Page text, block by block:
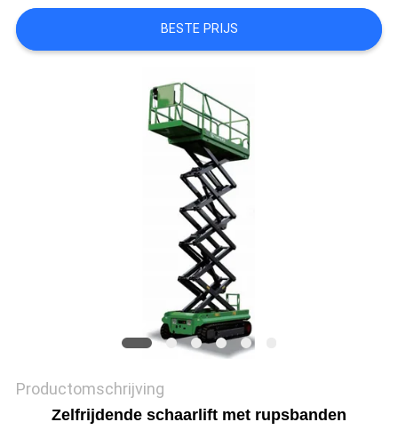
OFFERTE
PRIVACYBELEID
BESTE PRIJS
Productomschrijving
Zelfrijdende schaarlift met rupsbanden